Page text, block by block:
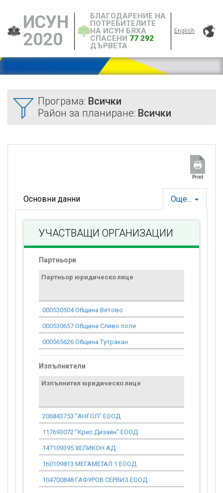
ИСУН
2020
БЛАГОДАРЕНИЕ НА
ПОТРЕБИТЕЛИТЕ
НА ИСУН БЯХА
СПАСЕНИ 77 292
ДЪРВЕТА
English
Програма: Всички
Район за планиране: Всички
Print
Още...
Основни данни
УЧАСТВАЩИ ОРГАНИЗАЦИИ
Партньори
Партньор юридическо лице
000530504 Община Ветово
000530657 Община Сливо поле
000565626 Община Тутракан
Изпълнители
Изпълнител юридическо лице
206843753 "АНГОЛ" ЕООД
117693072 "Крис Дизайн" ЕООД
147109395 ХЕЛИКОН АД
160109813 МЕГАМЕТАЛ 1 ЕООД
104700848 ГАФУРОВ СЕРВИЗ ЕООД